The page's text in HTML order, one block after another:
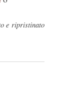
e ripristinato